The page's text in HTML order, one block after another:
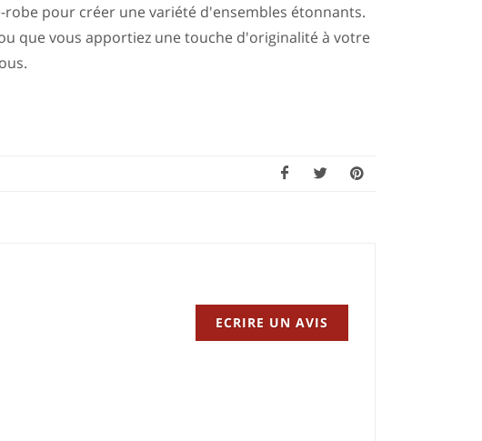
pour créer une variété d'ensembles étonnants.
que vous apportiez une touche d'originalité à votre
ECRIRE UN AVIS